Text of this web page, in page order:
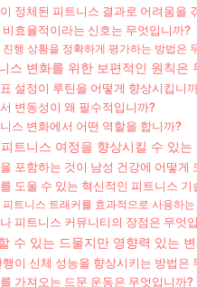
정체된 피트니스 결과로 어려움을
비효율적이라는 신호는 무엇입니까?
진행 상황을 정확하게 평가하는 방법은
스 변화를 위한 보편적인 원칙은
설정이 루틴을 어떻게 향상시킵니
변동성이 왜 필수적입니까?
스 변화에서 어떤 역할을 합니까?
트니스 여정을 향상시킬 수 있
포함하는 것이 남성 건강에 어떻게
도울 수 있는 혁신적인 피트니스
피트니스 트래커를 효과적으로 사용하
피트니스 커뮤니티의 장점은 무엇
수 있는 드물지만 영향력 있는
행이 신체 성능을 향상시키는 방법은
가져오는 드문 운동은 무엇입니까?